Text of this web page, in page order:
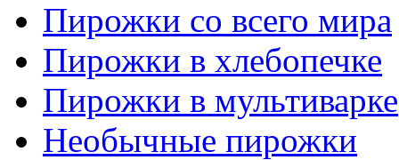
Пирожки со всего мира
Пирожки в хлебопечке
Пирожки в мультиварке
Необычные пирожки